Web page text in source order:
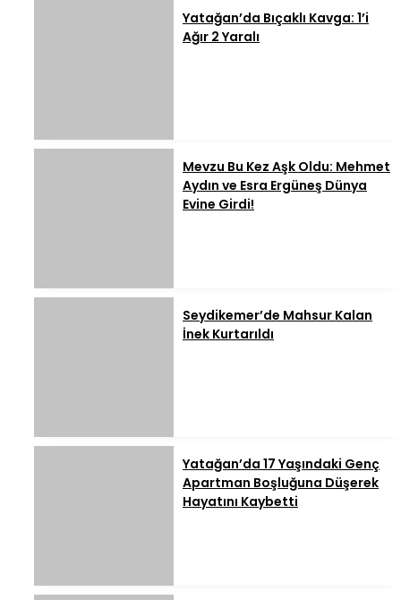
Yatağan’da Bıçaklı Kavga: 1’i
Ağır 2 Yaralı
Mevzu Bu Kez Aşk Oldu: Mehmet
Aydın ve Esra Ergüneş Dünya
Evine Girdi!
Seydikemer’de Mahsur Kalan
İnek Kurtarıldı
Yatağan’da 17 Yaşındaki Genç
Apartman Boşluğuna Düşerek
Hayatını Kaybetti